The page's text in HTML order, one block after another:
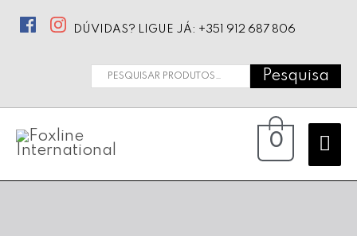
DÚVIDAS? LIGUE JÁ: +351 912 687 806
Pesquisar
Pesquisa
0